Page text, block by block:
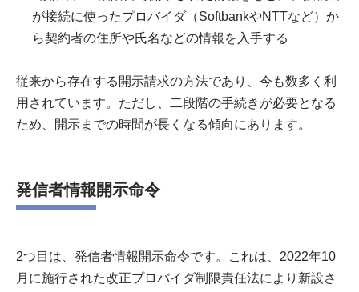
が接続に使ったプロバイダ（SoftbankやNTTなど）か
ら契約者の住所や氏名などの情報を入手する
従来から存在する開示請求の方法であり、今も数多く利
用されています。ただし、二段階の手続きが必要となる
ため、開示までの時間が長くなる傾向にあります。
発信者情報開示命令
2つ目は、発信者情報開示命令です。これは、2022年10
月に施行された改正プロバイダ制限責任法により新設さ